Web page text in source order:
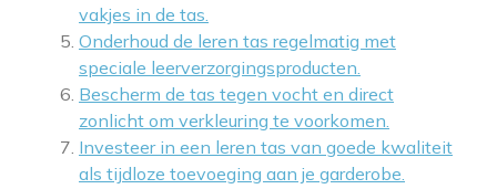
vakjes in de tas.
Onderhoud de leren tas regelmatig met
speciale leerverzorgingsproducten.
Bescherm de tas tegen vocht en direct
zonlicht om verkleuring te voorkomen.
Investeer in een leren tas van goede kwaliteit
als tijdloze toevoeging aan je garderobe.